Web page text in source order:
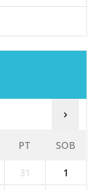
›
PT SOB
31
1